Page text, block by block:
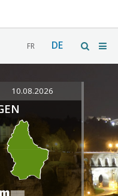
FR DE
10.08.2026